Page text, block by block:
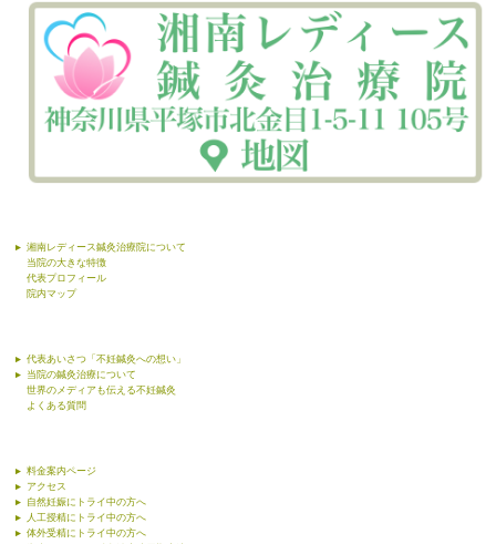
湘南レディース鍼灸治療院について
当院の大きな特徴
代表プロフィール
院内マップ
代表あいさつ「不妊鍼灸への想い」
当院の鍼灸治療について
世界のメディアも伝える不妊鍼灸
よくある質問
料金案内ページ
アクセス
自然妊娠にトライ中の方へ
人工授精にトライ中の方へ
体外受精にトライ中の方へ